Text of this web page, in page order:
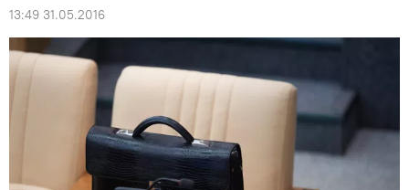
13:49 31.05.2016